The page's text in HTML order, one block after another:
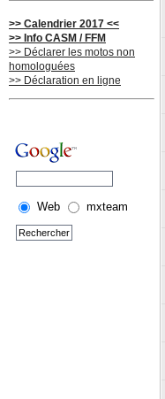
>> Calendrier 2017 <<
>> Info CASM / FFM
>> Déclarer les motos non
homologuées
>> Déclaration en ligne
Web mxteam